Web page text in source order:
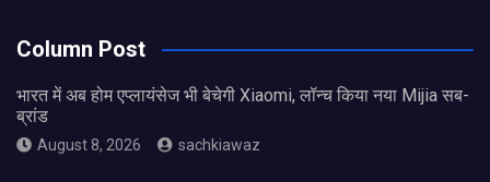
Column Post
भारत में अब होम एप्लायंसेज भी बेचेगी Xiaomi, लॉन्च किया नया Mijia सब-
ब्रांड
August 8, 2026 sachkiawaz